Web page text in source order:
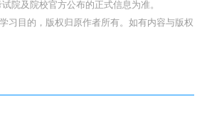
院及院校官方公布的正式信息为准。
习目的，版权归原作者所有。如有内容与版权